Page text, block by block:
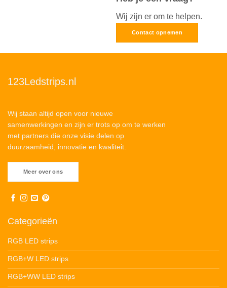
Wij zijn er om te helpen.
Contact opnemen
123Ledstrips.nl
Wij staan altijd open voor nieuwe
samenwerkingen en zijn er trots op om te werken
met partners die onze visie delen op
duurzaamheid, innovatie en kwaliteit.
Meer over ons
Categorieën
RGB LED strips
RGB+W LED strips
RGB+WW LED strips